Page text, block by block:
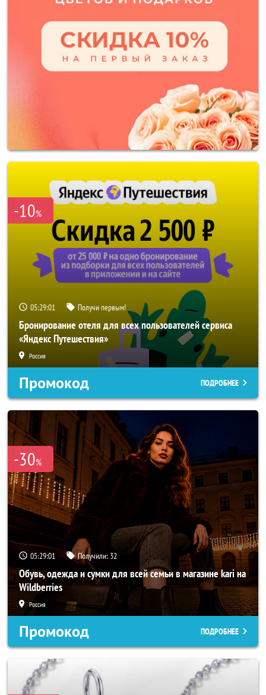
-10%
05:28:59 Получи первым!
Бронирование отеля для всех пользователей сервиса
«Яндекс Путешествия»
Россия
Промокод ПОДРОБНЕЕ
-30%
05:28:59 Получили: 32
Обувь, одежда и сумки для всей семьи в магазине kari на
Wildberries
Россия
Промокод ПОДРОБНЕЕ